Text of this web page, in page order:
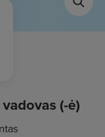
(-ė)